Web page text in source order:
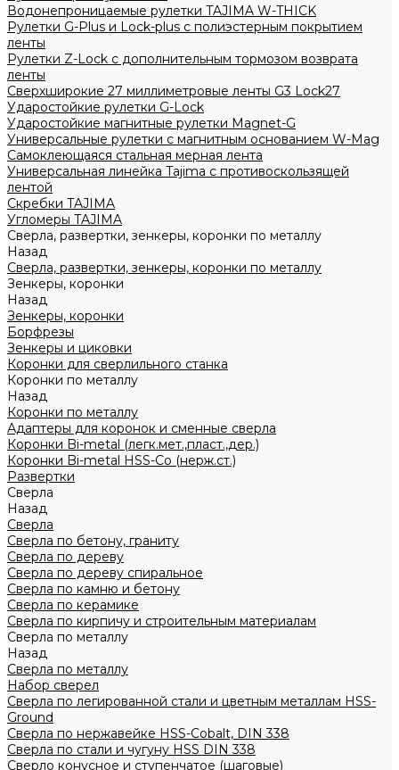
Водонепроницаемые рулетки TAJIMA W-THICK
Рулетки G-Plus и Lock-plus с полиэстерным покрытием
ленты
Рулетки Z-Lock с дополнительным тормозом возврата
ленты
Сверхширокие 27 миллиметровые ленты G3 Lock27
Ударостойкие рулетки G-Lock
Ударостойкие магнитные рулетки Magnet-G
Универсальные рулетки с магнитным основанием W-Mag
Самоклеющаяся стальная мерная лента
Универсальная линейка Tajima с противоскользящей
лентой
Скребки TAJIMA
Угломеры TAJIMA
Сверла, развертки, зенкеры, коронки по металлу
Назад
Сверла, развертки, зенкеры, коронки по металлу
Зенкеры, коронки
Назад
Зенкеры, коронки
Борфрезы
Зенкеры и циковки
Коронки для сверлильного станка
Коронки по металлу
Назад
Коронки по металлу
Адаптеры для коронок и сменные сверла
Коронки Bi-metal (легк.мет.,пласт.,дер.)
Коронки Bi-metal HSS-Co (нерж.ст.)
Развертки
Сверла
Назад
Сверла
Сверла по бетону, граниту
Сверла по дереву
Сверла по дереву спиральное
Сверла по камню и бетону
Сверла по керамике
Сверла по кирпичу и строительным материалам
Сверла по металлу
Назад
Сверла по металлу
Набор сверел
Сверла по легированной стали и цветным металлам HSS-
Ground
Сверла по нержавейке HSS-Cobalt, DIN 338
Сверла по стали и чугуну HSS DIN 338
Сверло конусное и ступенчатое (шаговые)